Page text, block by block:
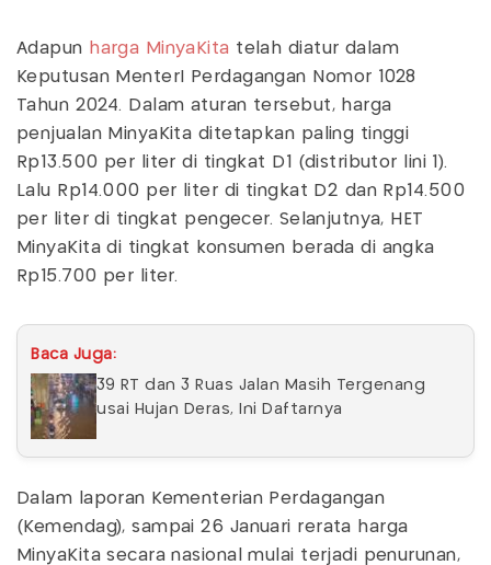
Adapun harga MinyaKita telah diatur dalam
Keputusan MenterI Perdagangan Nomor 1028
Tahun 2024. Dalam aturan tersebut, harga
penjualan MinyaKita ditetapkan paling tinggi
Rp13.500 per liter di tingkat D1 (distributor lini 1).
Lalu Rp14.000 per liter di tingkat D2 dan Rp14.500
per liter di tingkat pengecer. Selanjutnya, HET
MinyaKita di tingkat konsumen berada di angka
Rp15.700 per liter.
Baca Juga:
39 RT dan 3 Ruas Jalan Masih Tergenang
usai Hujan Deras, Ini Daftarnya
Dalam laporan Kementerian Perdagangan
(Kemendag), sampai 26 Januari rerata harga
MinyaKita secara nasional mulai terjadi penurunan,